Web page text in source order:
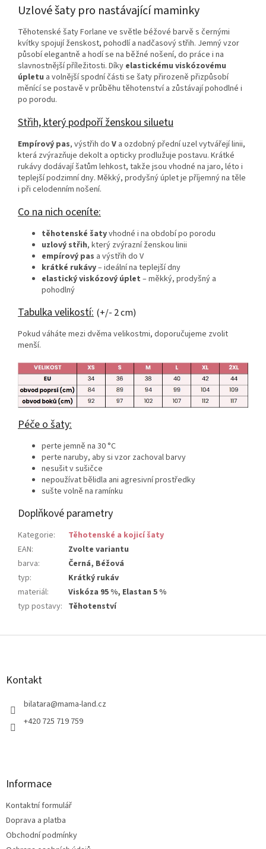
Uzlové šaty pro nastávající maminky
Těhotenské šaty Forlane ve světle béžové barvě s černými
kvítky spojují ženskost, pohodlí a nadčasový střih. Jemný vzor
působí elegantně a hodí se na běžné nošení, do práce i na
slavnostnější příležitosti. Díky elastickému viskózovému
úpletu a volnější spodní části se šaty přirozeně přizpůsobí
měnící se postavě v průběhu těhotenství a zůstávají pohodlné i
po porodu.
Střih, který podpoří ženskou siluetu
Empírový pas, výstřih do V a ozdobný přední uzel vytvářejí linii,
která zvýrazňuje dekolt a opticky prodlužuje postavu. Krátké
rukávy dodávají šatům lehkost, takže jsou vhodné na jaro, léto i
teplejší podzimní dny. Měkký, prodyšný úplet je příjemný na těle
i při celodenním nošení.
Co na nich oceníte:
těhotenské šatyvhodné i na období po porodu
uzlový střih, který zvýrazní ženskou linii
empírový pas a výstřih do V
krátké rukávy– ideální na teplejší dny
elastický viskózový úplet – měkký, prodyšný a
pohodlný
Tabulka velikostí: (+/- 2 cm)
Pokud váháte mezi dvěma velikostmi, doporučujeme zvolit
menší.
Péče o šaty:
perte jemně na 30 °C
perte naruby, aby si vzor zachoval barvy
nesušit v sušičce
nepoužívat bělidla ani agresivní prostředky
sušte volně na ramínku
Doplňkové parametry
Kategorie:
Těhotenské a kojicí šaty
EAN:
Zvolte variantu
barva:
Černá, Béžová
typ:
Krátký rukáv
materiál:
Viskóza 95 %, Elastan 5 %
typ postavy: Těhotenství
Z
Kontakt
bilatara@mama-land.cz
+420 725 719 759
Informace
Kontaktní formulář
Doprava a platba
Obchodní podmínky